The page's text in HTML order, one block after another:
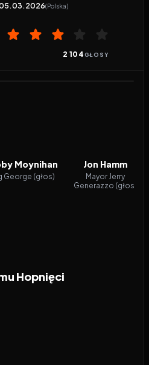
(Polska)
2 104GŁOSY
Moynihan
George (głos)
Jon Hamm
Mayor Jerry
Generazzo (głos)
Hopnięci